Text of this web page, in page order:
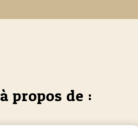
propos de :